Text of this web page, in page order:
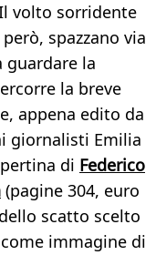
volto sorridente
spazzano via
guardare la
la breve
appena edito da
giornalisti Emilia
di Federico
(pagine 304, euro
scatto scelto
immagine di